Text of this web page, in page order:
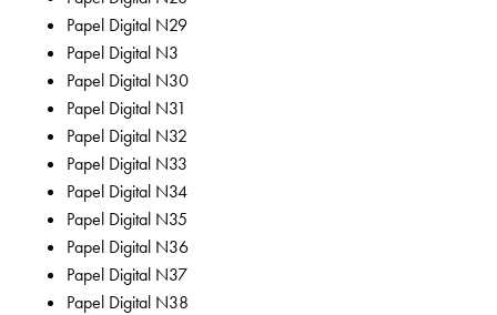
Papel Digital N29
Papel Digital N3
Papel Digital N30
Papel Digital N31
Papel Digital N32
Papel Digital N33
Papel Digital N34
Papel Digital N35
Papel Digital N36
Papel Digital N37
Papel Digital N38